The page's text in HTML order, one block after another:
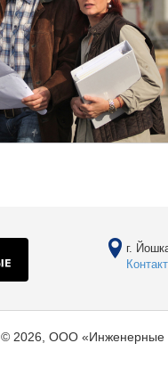
г.
© 2026, ООО «Инженерные